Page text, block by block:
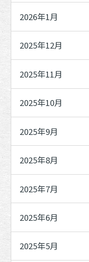
2026年1月
2025年12月
2025年11月
2025年10月
2025年9月
2025年8月
2025年7月
2025年6月
2025年5月